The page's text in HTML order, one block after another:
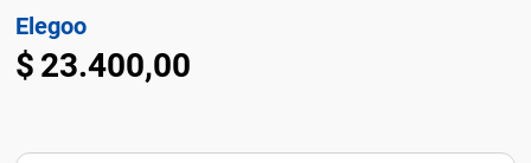
Elegoo
$ 23.400,00